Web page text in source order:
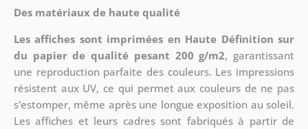
Des matériaux de haute qualité
Les affiches sont imprimées en Haute Définition sur
du papier de qualité pesant 200 g/m2, garantissant
une reproduction parfaite des couleurs. Les impressions
résistent aux UV, ce qui permet aux couleurs de ne pas
s'estomper, même après une longue exposition au soleil.
Les affiches et leurs cadres sont fabriqués à partir de